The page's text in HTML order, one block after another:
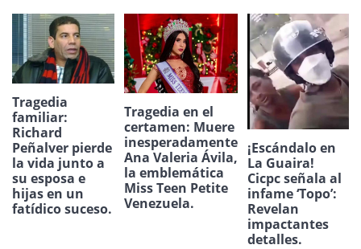
Tragedia
familiar:
Richard
Peñalver pierde
la vida junto a
su esposa e
hijas en un
fatídico suceso.
Tragedia en el
certamen: Muere
inesperadamente
Ana Valeria Ávila,
la emblemática
Miss Teen Petite
Venezuela.
¡Escándalo en
La Guaira!
Cicpc señala al
infame ‘Topo’:
Revelan
impactantes
detalles.